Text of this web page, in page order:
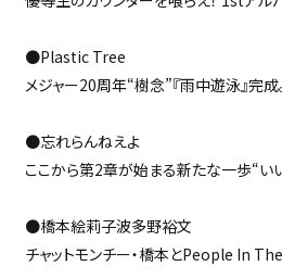
●Plastic Tree
メジャー20周年“樹念”『雨中遊泳』完
●忘れらんねえよ
ここから第2章が始まる――新たな一歩“い
●橋本絵莉子波多野裕文
チャットモンチー・橋本とPeople In